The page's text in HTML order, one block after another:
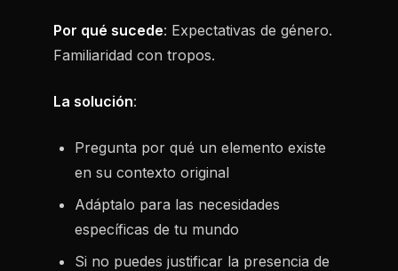
Por qué sucede: Expectativas de género.
Familiaridad con tropos.
La solución:
Pregunta por qué un elemento existe
en su contexto original
Adáptalo para las necesidades
específicas de tu mundo
Si no puedes justificar la presencia de